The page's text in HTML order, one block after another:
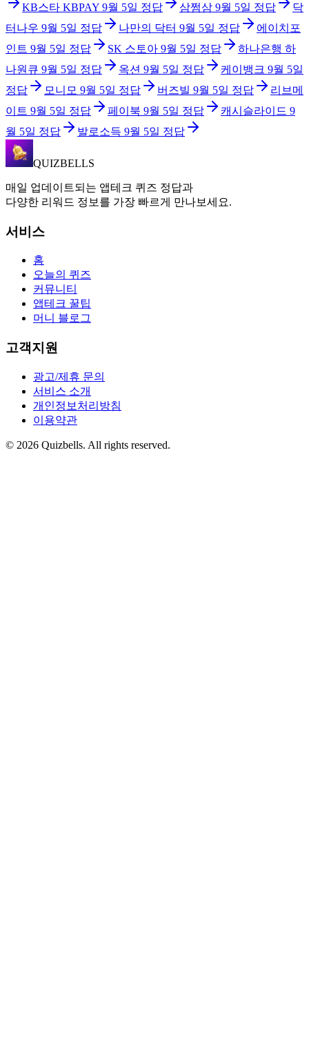
KB스타 KBPAY 9월 5일 정답 삼쩜삼 9월 5일 정답
닥
터나우 9월 5일 정답 나만의 닥터 9월 5일 정답
에이치포
인트 9월 5일 정답 SK 스토아 9월 5일 정답
하나은행 하
나원큐 9월 5일 정답 옥션 9월 5일 정답 케이뱅크 9월 5일
정답
모니모 9월 5일 정답 버즈빌 9월 5일 정답
리브메
이트 9월 5일 정답 페이북 9월 5일 정답 캐시슬라이드 9
월 5일 정답 발로소득 9월 5일 정답
QUIZBELLS
매일 업데이트되는 앱테크 퀴즈 정답과
다양한 리워드 정보를 가장 빠르게 만나보세요.
서비스
홈
오늘의 퀴즈
커뮤니티
앱테크 꿀팁
머니 블로그
고객지원
광고/제휴 문의
서비스 소개
개인정보처리방침
이용약관
© 2026 Quizbells. All rights reserved.